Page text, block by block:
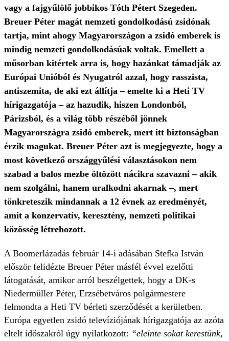
vagy a fajgyűlölő jobbikos Tóth Pétert Szegeden.
Breuer Péter magát nemzeti gondolkodású zsidónak
tartja, mint ahogy Magyarországon a zsidó emberek is
mindig nemzeti gondolkodásúak voltak. Emellett a
műsorban kitértek arra is, hogy hazánkat támadják az
Európai Unióból és Nyugatról azzal, hogy rasszista,
antiszemita, de aki ezt állítja – emelte ki a Heti TV
hírigazgatója – az hazudik, hiszen Londonból,
Párizsból, és a világ több részéből jönnek
Magyarországra zsidó emberek, mert itt biztonságban
érzik magukat. Breuer Péter azt is megjegyezte, hogy a
most következő országgyűlési választásokon nem
szabad a balos mezbe öltözött nácikra szavazni – akik
nem szolgálni, hanem uralkodni akarnak –, mert
tönkreteszik mindannak a 12 évnek az eredményét,
amit a konzervatív, keresztény, nemzeti politikai
közösség létrehozott.
A Boomerlázadás február 14-i adásában Stefka István
először felidézte Breuer Péter másfél évvel ezelőtti
látogatását, amikor arról beszélgettek, hogy a DK-s
Niedermüller Péter, Erzsébetváros polgármestere
felmondta a Heti TV bérleti szerződését a kerületben.
Európa egyetlen zsidó televíziójának hírigazgatója az azóta
eltelt időszakról úgy nyilatkozott: “eleinte sokat kerestünk,